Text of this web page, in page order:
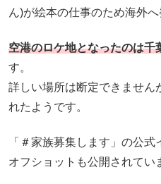
ん)が絵本の仕事のため海外
空港のロケ地となったのは千
す。
詳しい場所は断定できません
れたようです。
「＃家族募集します」の公
オフショットも公開されてい